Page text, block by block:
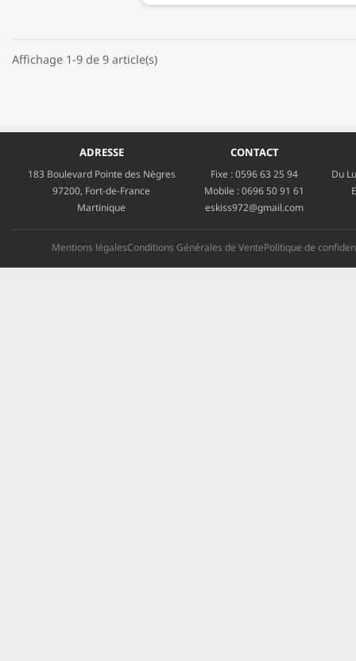
Affichage 1-9 de 9 article(s)
ADRESSE
183 Boulevard Pointe des Nègres
97200, Fort-de-France
Martinique
CONTACT
Fixe :0596 63 25 94
Mobile :0696 50 91 61
eskiss972@gmail.com
Du
Mentions légalesConditions Générales de VentePolitique de